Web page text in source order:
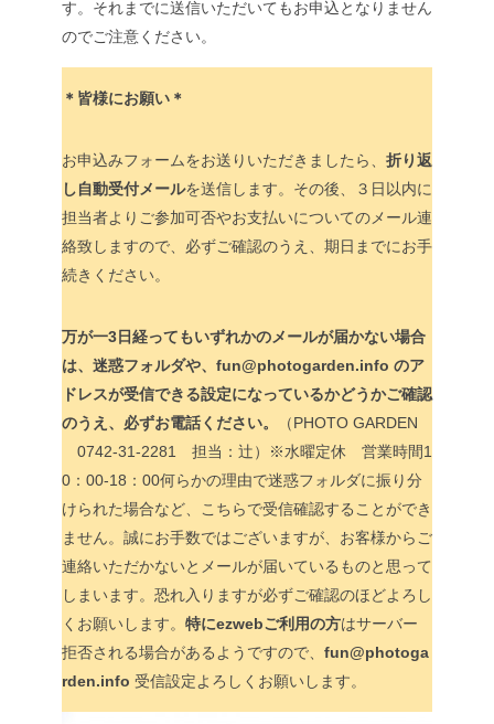
す。それまでに送信いただいてもお申込となりません
のでご注意ください。
＊皆様にお願い＊
お申込みフォームをお送りいただきましたら、 折り返
し自動受付メールを送信します。その後、３日以内に
担当者よりご参加可否やお支払いについてのメール連
絡致しますので、必ずご確認のうえ、期日までにお手
続きください。
万が一3日経ってもいずれかのメールが届かない場合
は、迷惑フォルダや、fun@photogarden.info のア
ドレスが受信できる設定になっているかどうかご確認
のうえ、必ずお電話ください。
（PHOTO GARDEN
0742-31-2281 担当：辻）※水曜定休 営業時間1
0：00-18：00何らかの理由で迷惑フォルダに振り分
けられた場合など、こちらで受信確認することができ
ません。誠にお手数ではございますが、お客様からご
連絡いただかないとメールが届いているものと思って
しまいます。恐れ入りますが必ずご確認のほどよろし
くお願いします。 特にezwebご利用の方はサーバー
拒否される場合があるようですので、 fun@photoga
rden.info 受信設定よろしくお願いします。